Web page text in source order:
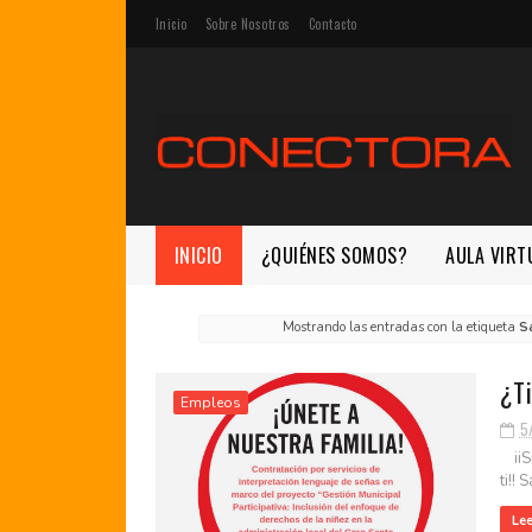
Inicio Sobre Nosotros Contacto
INICIO ¿QUIÉNES SOMOS? AULA
Mostrando las entradas con la etiqueta
Empleos
ti!!